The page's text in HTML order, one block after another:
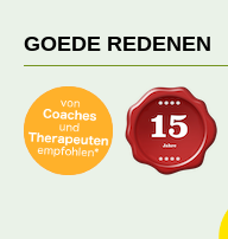
GOEDE REDENEN